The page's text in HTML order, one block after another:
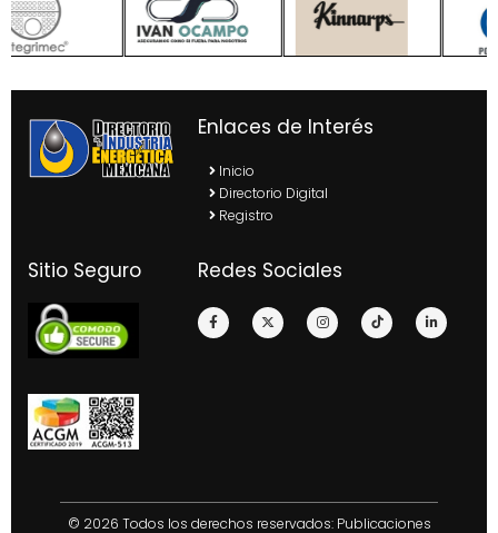
Enlaces de Interés
Inicio
Directorio Digital
Registro
Sitio Seguro Redes Sociales
© 2026 Todos los derechos reservados: Publicaciones